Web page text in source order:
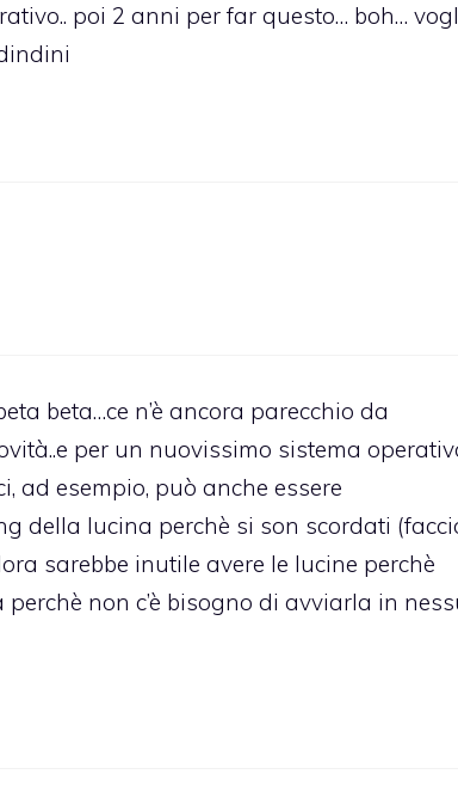
poi 2 anni per far questo… boh…
beta…ce n’è ancora parecchio da
per un nuovissimo sistema
ad esempio, può anche essere
della lucina perchè si son scordati
sarebbe inutile avere le lucine perchè
non c’è bisogno di avviarla in